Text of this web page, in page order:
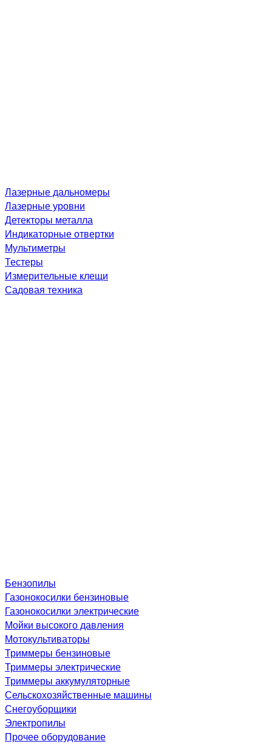
Лазерные дальномеры
Лазерные уровни
Детекторы металла
Индикаторные отвертки
Мультиметры
Тестеры
Измерительные клещи
Садовая техника
Бензопилы
Газонокосилки бензиновые
Газонокосилки электрические
Мойки высокого давления
Мотокультиваторы
Триммеры бензиновые
Триммеры электрические
Триммеры аккумуляторные
Сельскохозяйственные машины
Снегоуборщики
Электропилы
Прочее оборудование